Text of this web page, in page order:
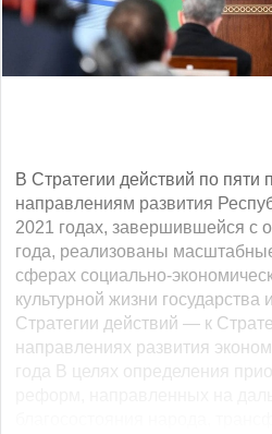
В Стратегии действий по пяти
направлениям развития
2021 годах, завершившейся с
года, реализованы
сферах социально-
культурной жизни
Стратегии действий — к
направлениях развития
года В целях определения